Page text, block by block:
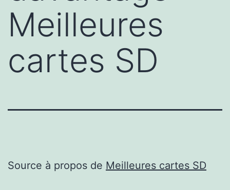
Meilleures
cartes SD
Source à propos de Meilleures cartes SD